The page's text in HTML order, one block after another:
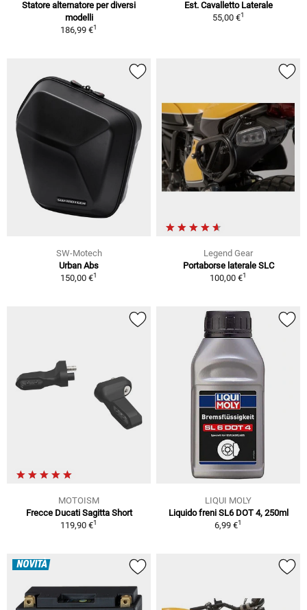
Statore alternatore per diversi
modelli
186,99 €1
Est. Cavalletto Laterale
55,00 €1
SW-Motech
Urban Abs
150,00 €1
Legend Gear
Portaborse laterale SLC
100,00 €1
MOTOISM
Frecce Ducati Sagitta Short
119,90 €1
LIQUI MOLY
Liquido freni SL6 DOT 4, 250ml
6,99 €1
NOVITÀ